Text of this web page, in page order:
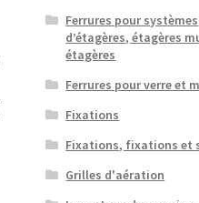
Ferrures pour systèmes
d’étagères, étagères
étagères
Ferrures pour verre et
Fixations
Fixations, fixations et
Grilles d'aération